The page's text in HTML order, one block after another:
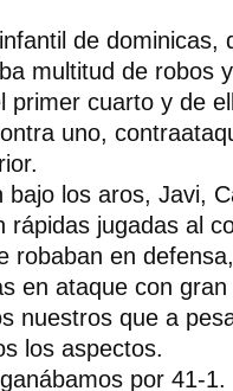
de dominicas,
multitud de robos
primer cuarto y de
uno,
los aros, Javi,
rápidas jugadas al
robaban en
en ataque con
nuestros que a
los aspectos.
por 41-1.